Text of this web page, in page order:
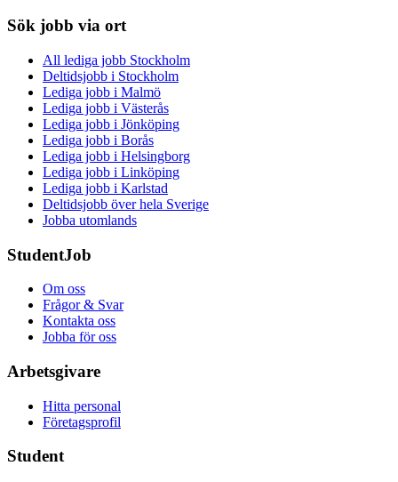
Sök jobb via ort
All lediga jobb Stockholm
Deltidsjobb i Stockholm
Lediga jobb i Malmö
Lediga jobb i Västerås
Lediga jobb i Jönköping
Lediga jobb i Borås
Lediga jobb i Helsingborg
Lediga jobb i Linköping
Lediga jobb i Karlstad
Deltidsjobb över hela Sverige
Jobba utomlands
StudentJob
Om oss
Frågor & Svar
Kontakta oss
Jobba för oss
Arbetsgivare
Hitta personal
Företagsprofil
Student